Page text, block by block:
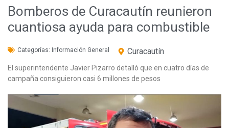
Bomberos de Curacautín reunieron
cuantiosa ayuda para combustible
Categorías: Información General Curacautín
El superintendente Javier Pizarro detalló que en cuatro días de
campaña consiguieron casi 6 millones de pesos